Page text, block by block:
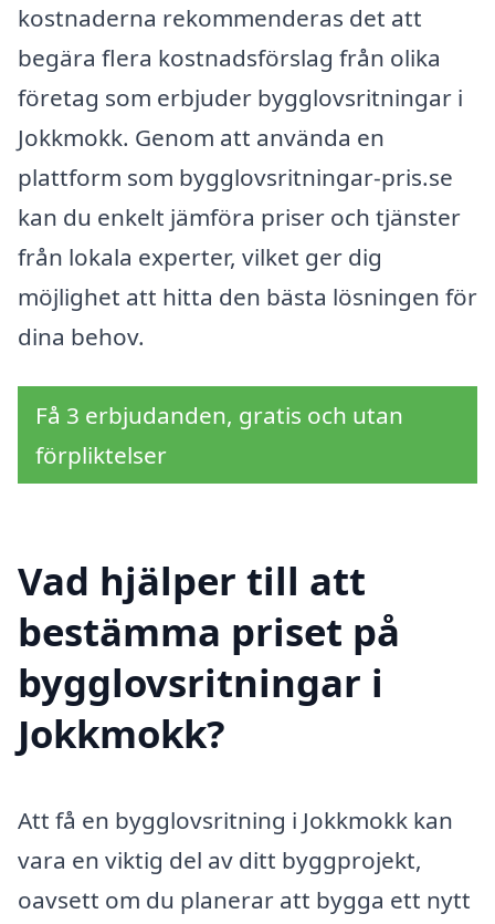
kostnaderna rekommenderas det att
begära flera kostnadsförslag från olika
företag som erbjuder bygglovsritningar i
Jokkmokk. Genom att använda en
plattform som bygglovsritningar-pris.se
kan du enkelt jämföra priser och tjänster
från lokala experter, vilket ger dig
möjlighet att hitta den bästa lösningen för
dina behov.
Få 3 erbjudanden, gratis och utan
förpliktelser
Vad hjälper till att
bestämma priset på
bygglovsritningar i
Jokkmokk?
Att få en bygglovsritning i Jokkmokk kan
vara en viktig del av ditt byggprojekt,
oavsett om du planerar att bygga ett nytt